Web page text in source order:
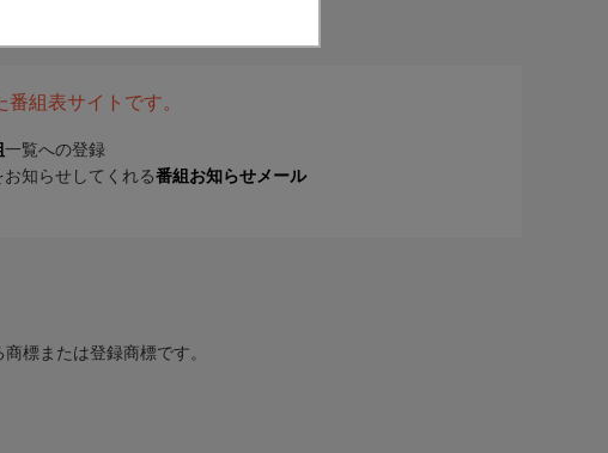
組表サイトです。
一覧への登録
知らせしてくれる番組お知らせメール
標または登録商標です。